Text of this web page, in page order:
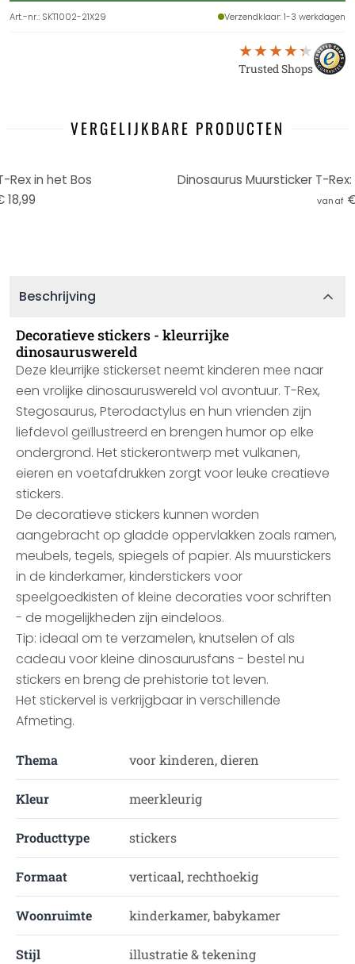
Art.-nr.: SKT1002-21X29 Verzendklaar: 1-3 werkdagen
Trusted Shops
VERGELIJKBARE PRODUCTEN
Rex in het Bos
18,99
vanaf
Beschrijving
Decoratieve stickers - kleurrijke
dinosauruswereld
Deze kleurrijke stickerset neemt kinderen mee naar
een vrolijke dinosauruswereld vol avontuur. T-Rex,
Stegosaurus, Pterodactylus en hun vrienden zijn
liefdevol geïllustreerd en brengen humor op elke
ondergrond. Het stickerontwerp met vulkanen,
eieren en voetafdrukken zorgt voor leuke creatieve
stickers.
De decoratieve stickers kunnen worden
aangebracht op gladde oppervlakken zoals ramen,
meubels, tegels, spiegels of papier. Als muurstickers
in de kinderkamer, kinderstickers voor
speelgoedkisten of kleine decoraties voor schriften
- de mogelijkheden zijn eindeloos.
Tip: ideaal om te verzamelen, knutselen of als
cadeau voor kleine dinosaurusfans - bestel nu
stickers en breng de prehistorie tot leven.
Het stickervel is verkrijgbaar in verschillende
Afmeting.
Thema voor kinderen, dieren
Kleur meerkleurig
Producttype stickers
Formaat verticaal, rechthoekig
Woonruimte kinderkamer, babykamer
Stijl illustratie & tekening